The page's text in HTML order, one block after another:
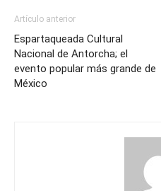
Artículo anterior
Espartaqueada Cultural
Nacional de Antorcha; el
evento popular más grande de
México